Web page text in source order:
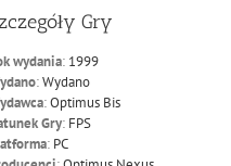
Gry
wydania: 1999
:Wydano
:Optimus Bis
Gry: FPS
: PC